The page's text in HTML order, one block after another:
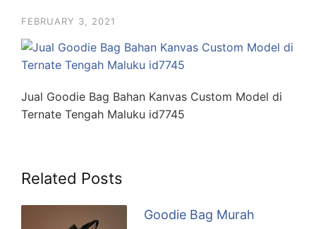
FEBRUARY 3, 2021
Jual Goodie Bag Bahan Kanvas Custom Model di
Ternate Tengah Maluku id7745
Related Posts
Goodie Bag Murah